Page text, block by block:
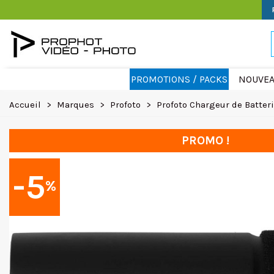
PROMOTIONS / PACKS
Accueil > Marques > Profoto > Profoto Chargeur de
-5%
PROMO !